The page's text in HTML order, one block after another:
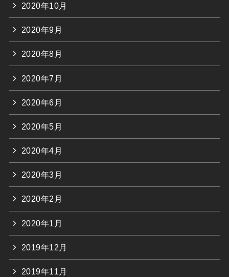
2020年10月
2020年9月
2020年8月
2020年7月
2020年6月
2020年5月
2020年4月
2020年3月
2020年2月
2020年1月
2019年12月
2019年11月